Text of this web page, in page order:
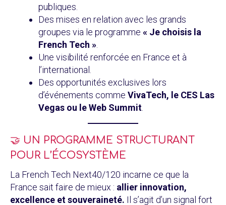
publiques.
Des mises en relation avec les grands
groupes via le programme « Je choisis la
French Tech »
Une visibilité renforcée en France et à
l’international.
Des opportunités exclusives lors
d’événements comme VivaTech, le CES Las
Vegas ou le Web Summit
🤝 UN PROGRAMME STRUCTURANT
POUR L’ÉCOSYSTÈME
La French Tech Next40/120 incarne ce que la
France sait faire de mieux : allier innovation,
excellence et souveraineté. Il s’agit d’un signal fort